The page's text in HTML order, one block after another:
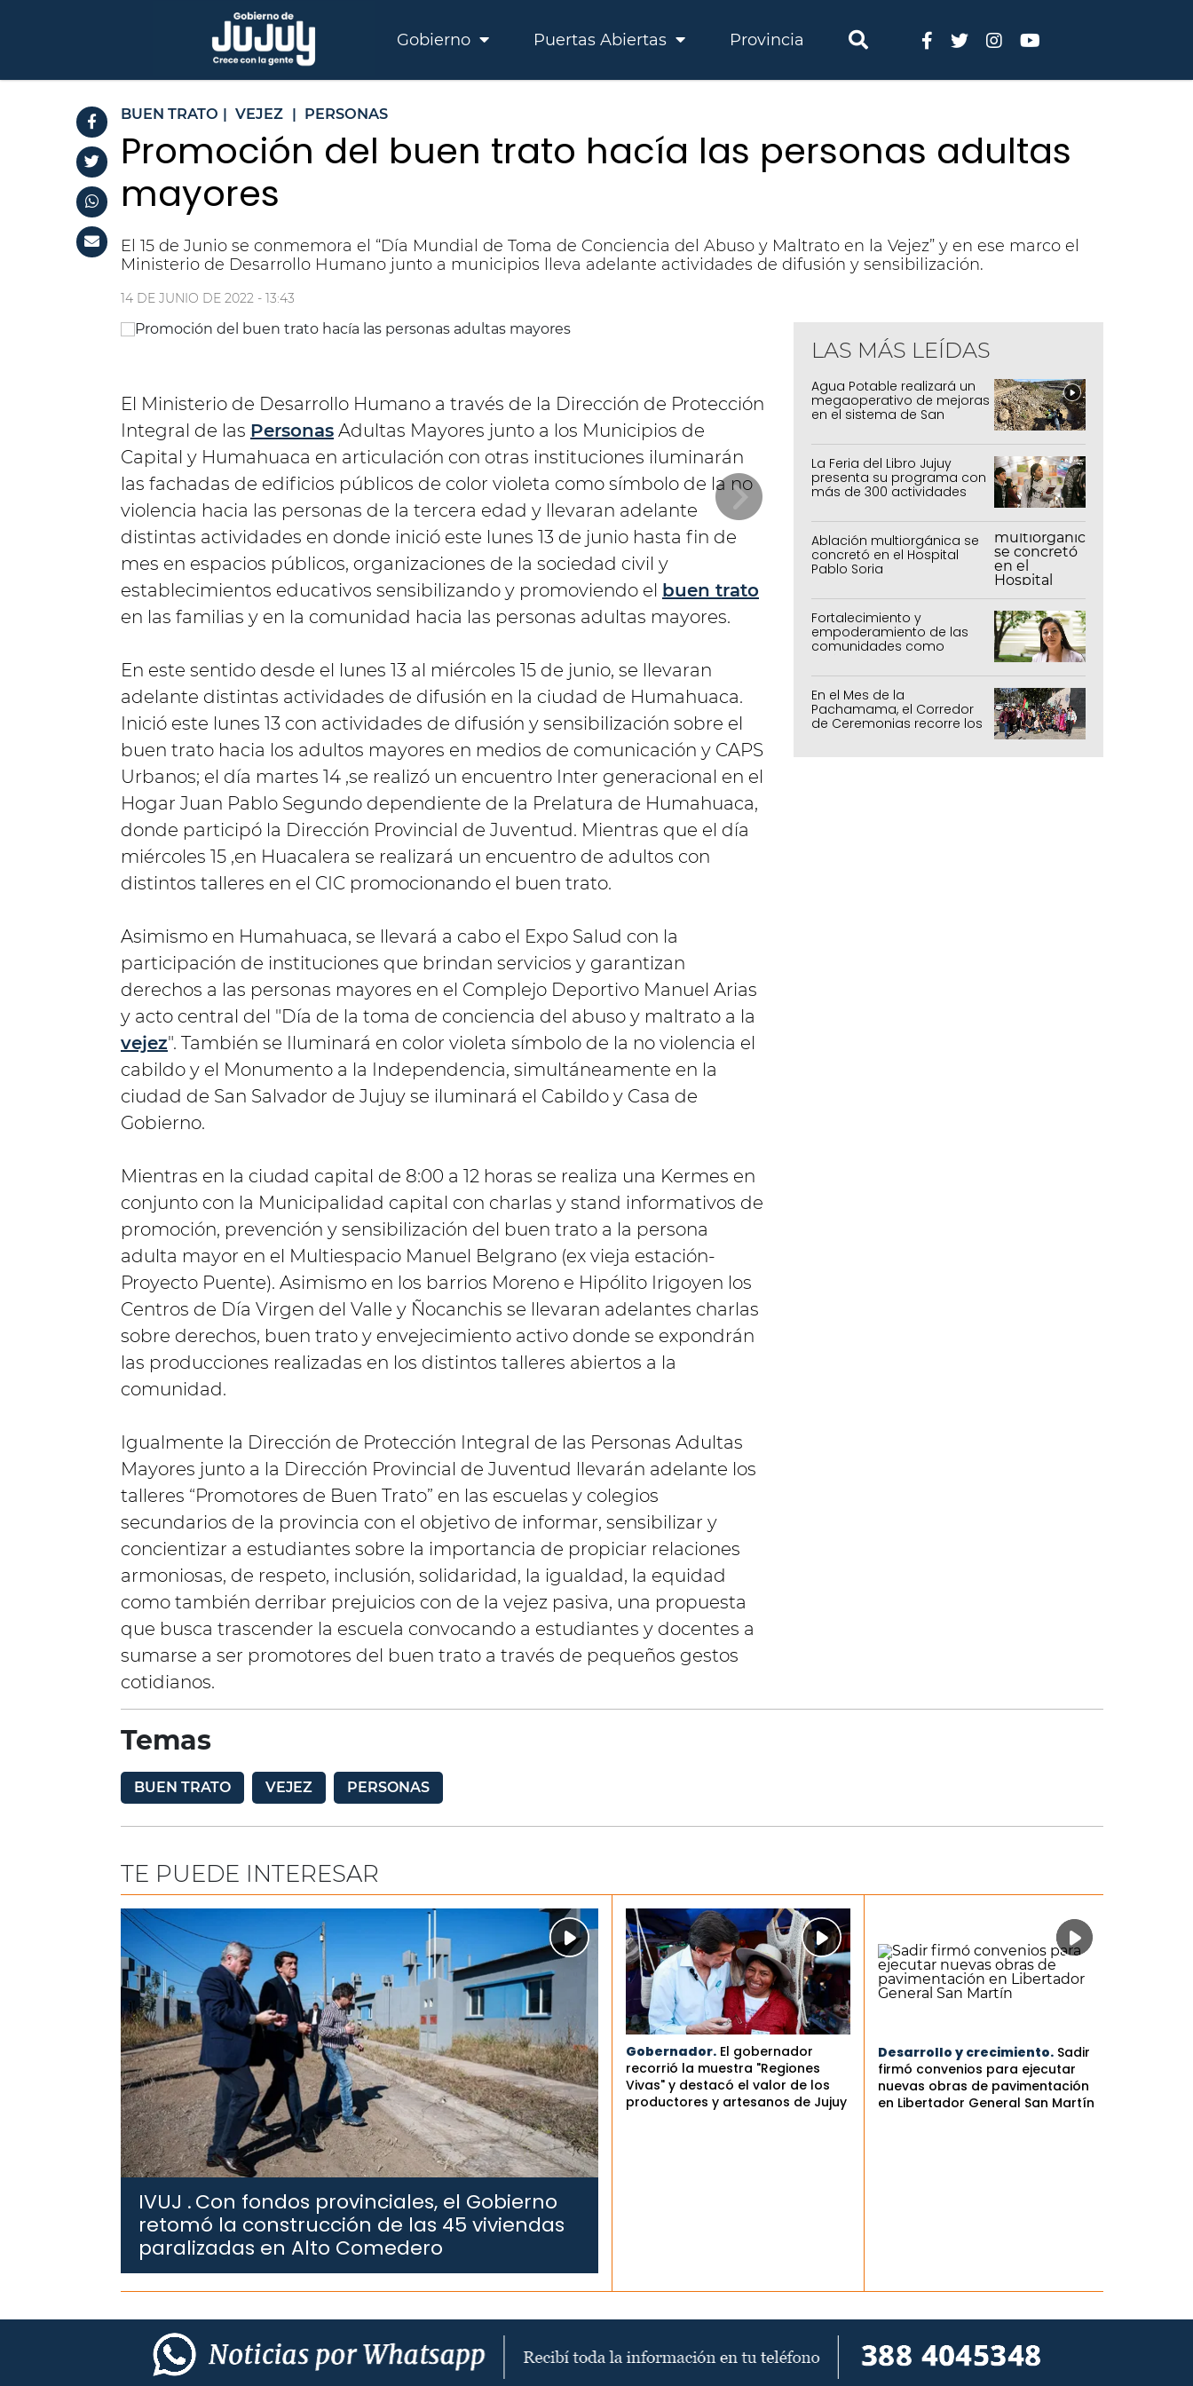
Gobierno Puertas Abiertas Provincia
BUEN TRATO | VEJEZ | PERSONAS
Promoción del buen trato hacía las personas adultas
mayores
El 15 de Junio se conmemora el “Día Mundial de Toma de Conciencia del Abuso y Maltrato en la Vejez” y en ese marco el
Ministerio de Desarrollo Humano junto a municipios lleva adelante actividades de difusión y sensibilización.
14 DE JUNIO DE 2022 - 13:43
El Ministerio de Desarrollo Humano a través de la Dirección de Protección
Integral de las Personas Adultas Mayores junto a los Municipios de
Capital y Humahuaca en articulación con otras instituciones iluminarán
las fachadas de edificios públicos de color violeta como símbolo de la no
violencia hacia las personas de la tercera edad y llevaran adelante
distintas actividades en donde inició este lunes 13 de junio hasta fin de
mes en espacios públicos, organizaciones de la sociedad civil y
establecimientos educativos sensibilizando y promoviendo el buen trato
en las familias y en la comunidad hacia las personas adultas mayores.
En este sentido desde el lunes 13 al miércoles 15 de junio, se llevaran
adelante distintas actividades de difusión en la ciudad de Humahuaca.
Inició este lunes 13 con actividades de difusión y sensibilización sobre el
buen trato hacia los adultos mayores en medios de comunicación y CAPS
Urbanos; el día martes 14 ,se realizó un encuentro Inter generacional en el
Hogar Juan Pablo Segundo dependiente de la Prelatura de Humahuaca,
donde participó la Dirección Provincial de Juventud. Mientras que el día
miércoles 15 ,en Huacalera se realizará un encuentro de adultos con
distintos talleres en el CIC promocionando el buen trato.
Asimismo en Humahuaca, se llevará a cabo el Expo Salud con la
participación de instituciones que brindan servicios y garantizan
derechos a las personas mayores en el Complejo Deportivo Manuel Arias
y acto central del "Día de la toma de conciencia del abuso y maltrato a la
vejez". También se Iluminará en color violeta símbolo de la no violencia el
cabildo y el Monumento a la Independencia, simultáneamente en la
ciudad de San Salvador de Jujuy se iluminará el Cabildo y Casa de
Gobierno.
Mientras en la ciudad capital de 8:00 a 12 horas se realiza una Kermes en
conjunto con la Municipalidad capital con charlas y stand informativos de
promoción, prevención y sensibilización del buen trato a la persona
adulta mayor en el Multiespacio Manuel Belgrano (ex vieja estación-
Proyecto Puente). Asimismo en los barrios Moreno e Hipólito Irigoyen los
Centros de Día Virgen del Valle y Ñocanchis se llevaran adelantes charlas
sobre derechos, buen trato y envejecimiento activo donde se expondrán
las producciones realizadas en los distintos talleres abiertos a la
comunidad.
Igualmente la Dirección de Protección Integral de las Personas Adultas
Mayores junto a la Dirección Provincial de Juventud llevarán adelante los
talleres “Promotores de Buen Trato” en las escuelas y colegios
secundarios de la provincia con el objetivo de informar, sensibilizar y
concientizar a estudiantes sobre la importancia de propiciar relaciones
armoniosas, de respeto, inclusión, solidaridad, la igualdad, la equidad
como también derribar prejuicios con de la vejez pasiva, una propuesta
que busca trascender la escuela convocando a estudiantes y docentes a
sumarse a ser promotores del buen trato a través de pequeños gestos
cotidianos.
LAS MÁS LEÍDAS
Agua Potable realizará un
megaoperativo de mejoras
en el sistema de San
La Feria del Libro Jujuy
presenta su programa con
más de 300 actividades
Ablación multiorgánica se
concretó en el Hospital
Pablo Soria
Fortalecimiento y
empoderamiento de las
comunidades como
En el Mes de la
Pachamama, el Corredor
de Ceremonias recorre los
Temas
BUEN TRATO VEJEZ PERSONAS
TE PUEDE INTERESAR
IVUJ .Con fondos provinciales, el Gobierno
retomó la construcción de las 45 viviendas
paralizadas en Alto Comedero
Gobernador. El gobernador
recorrió la muestra "Regiones
Vivas" y destacó el valor de los
productores y artesanos de Jujuy
Desarrollo y crecimiento. Sadir
firmó convenios para ejecutar
nuevas obras de pavimentación
en Libertador General San Martín